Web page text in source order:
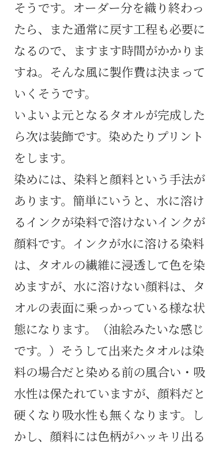
そうです。オーダー分を織り終わっ
たら、また通常に戻す工程も必要に
なるので、ますます時間がかかりま
すね。そんな風に製作費は決まって
いくそうです。
いよいよ元となるタオルが完成した
ら次は装飾です。 染めたりプリント
をします。
染めには、染料と顔料という手法が
あります。簡単にいうと、水に溶け
るインクが染料で溶けないインクが
顔料です。インクが水に溶ける染料
は、タオルの繊維に浸透して色を染
めますが、水に溶けない顔料は、タ
オルの表面に乗っかっている様な状
態になります。（油絵みたいな感じ
です。）そうして出来たタオルは染
料の場合だと染める前の風合い・吸
水性は保たれていますが、顔料だと
硬くなり吸水性も無くなります。し
かし、顔料には色柄がハッキリ出る